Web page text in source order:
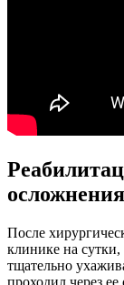
осложнения
После
клинике на
тщательно
проходил через